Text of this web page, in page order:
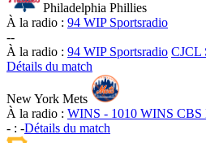
Philadelphia Phillies
À la radio : 94 WIP Sportsradio
--
À la radio : 94 WIP Sportsradio CJCL
Détails du match
New York Mets
À la radio : WINS - 1010 WINS CBS
- : -Détails du match